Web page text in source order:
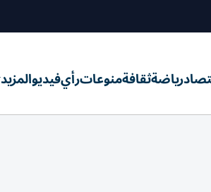
رياضةثقافةمنوعاترأيفيديوالمزيد